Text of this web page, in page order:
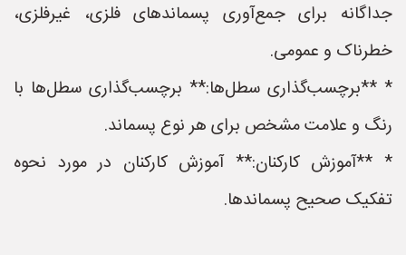
جداگانه برای جمع‌آوری پسماندهای فلزی، غیرفلزی،
خطرناک و عمومی.
* **برچسب‌گذاری سطل‌ها:** برچسب‌گذاری سطل‌ها با
رنگ و علامت مشخص برای هر نوع پسماند.
* **آموزش کارکنان:** آموزش کارکنان در مورد نحوه
تفکیک صحیح پسماندها.